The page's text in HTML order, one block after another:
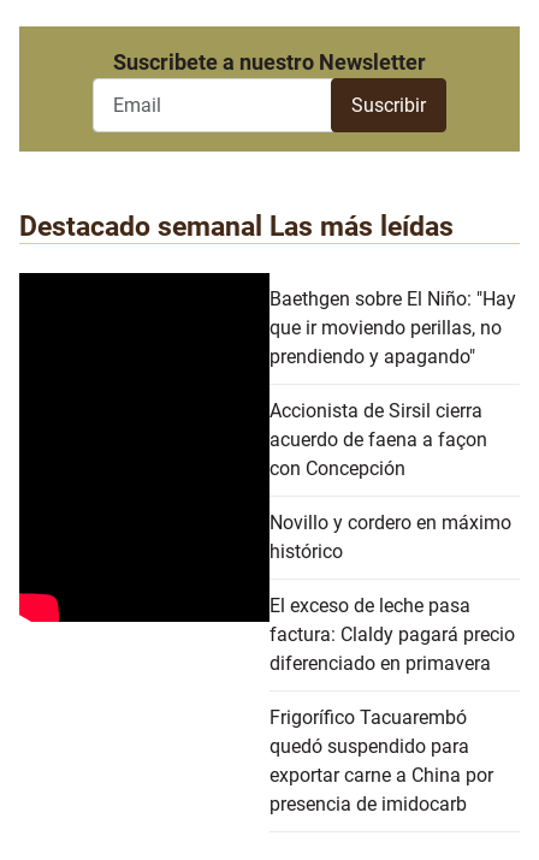
Suscribete a nuestro Newsletter
Destacado semanal Las más leídas
Baethgen sobre El Niño: "Hay
que ir moviendo perillas, no
prendiendo y apagando"
Accionista de Sirsil cierra
acuerdo de faena a façon
con Concepción
Novillo y cordero en máximo
histórico
El exceso de leche pasa
factura: Claldy pagará precio
diferenciado en primavera
Frigorífico Tacuarembó
quedó suspendido para
exportar carne a China por
presencia de imidocarb